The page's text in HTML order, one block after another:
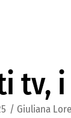
tv,
/ Giuliana